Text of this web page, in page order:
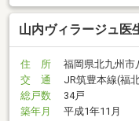
山内ヴィラージュ医
住 所
福岡県北九州市
交 通
JR筑豊本線(福
総戸数
34戸
築年月
平成1年11月